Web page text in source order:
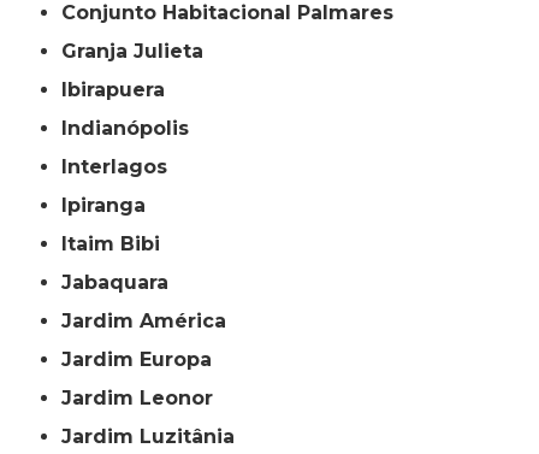
Conjunto Habitacional Palmares
Granja Julieta
Ibirapuera
Indianópolis
Interlagos
Ipiranga
Itaim Bibi
Jabaquara
Jardim América
Jardim Europa
Jardim Leonor
Jardim Luzitânia